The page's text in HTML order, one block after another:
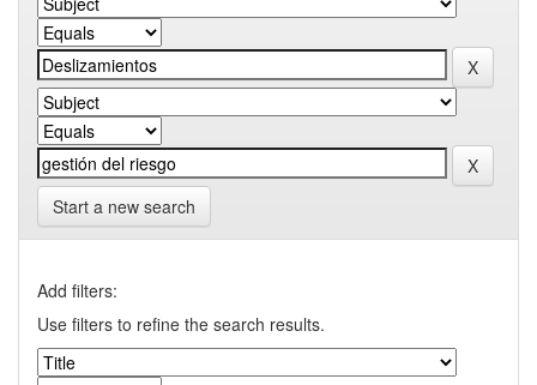
Start a new search
Add filters:
Use filters to refine the search results.